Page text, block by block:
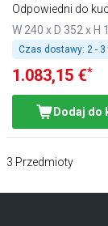
Odpowiedni do
indukcyjnych
W 240 x D 352 x H
Czas dostawy: 2 -
1.083,15 €*
Dodaj do
3 Przedmioty